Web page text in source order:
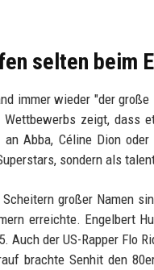
selten beim
immer wieder "der
zeigt, dass
an Abba, Céline Dion
sondern als
großer Namen
erreichte. Engelbert
Auch der US-Rapper Flo
brachte Senhit den